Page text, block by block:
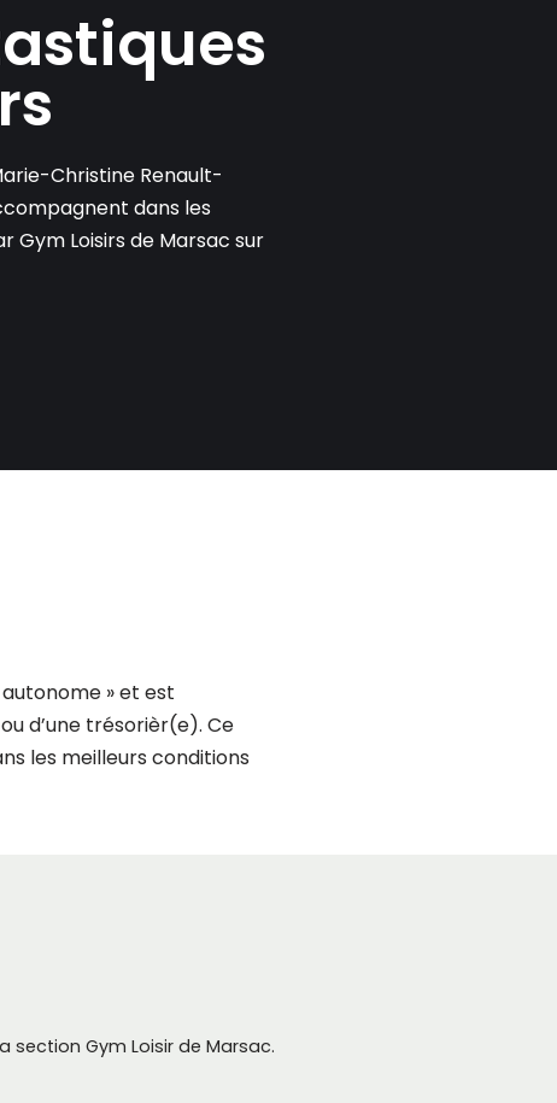
Christine Renault-
dans les
Gym Loisirs de Marsac sur
autonome » et est
d’une trésorièr(e). Ce
les meilleurs conditions
section Gym Loisir de Marsac.